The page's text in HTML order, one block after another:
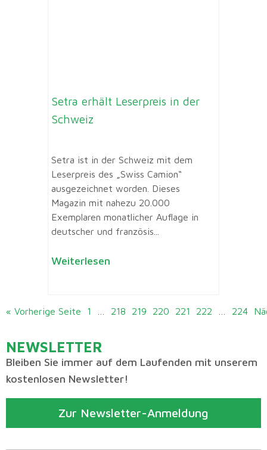
Setra erhält Leserpreis in der
Schweiz
Setra ist in der Schweiz mit dem
Leserpreis des „Swiss Camion“
ausgezeichnet worden. Dieses
Magazin mit nahezu 20.000
Exemplaren monatlicher Auflage in
deutscher und französis...
Weiterlesen
« Vorherige Seite 1 218 219 220 221 222 224
NEWSLETTER
Bleiben Sie immer auf dem Laufenden mit unserem
kostenlosen Newsletter!
Zur Newsletter-Anmeldung